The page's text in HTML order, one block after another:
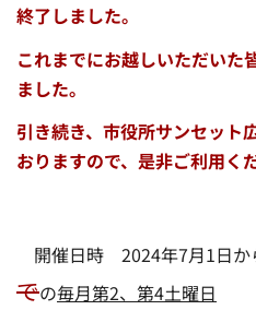
終了しました。
これまでにお越しいただいた
ました。
引き続き、市役所サンセット
おりますので、是非ご利用く
開催日時 2024年7月1日か
での毎月第2、第4土曜日